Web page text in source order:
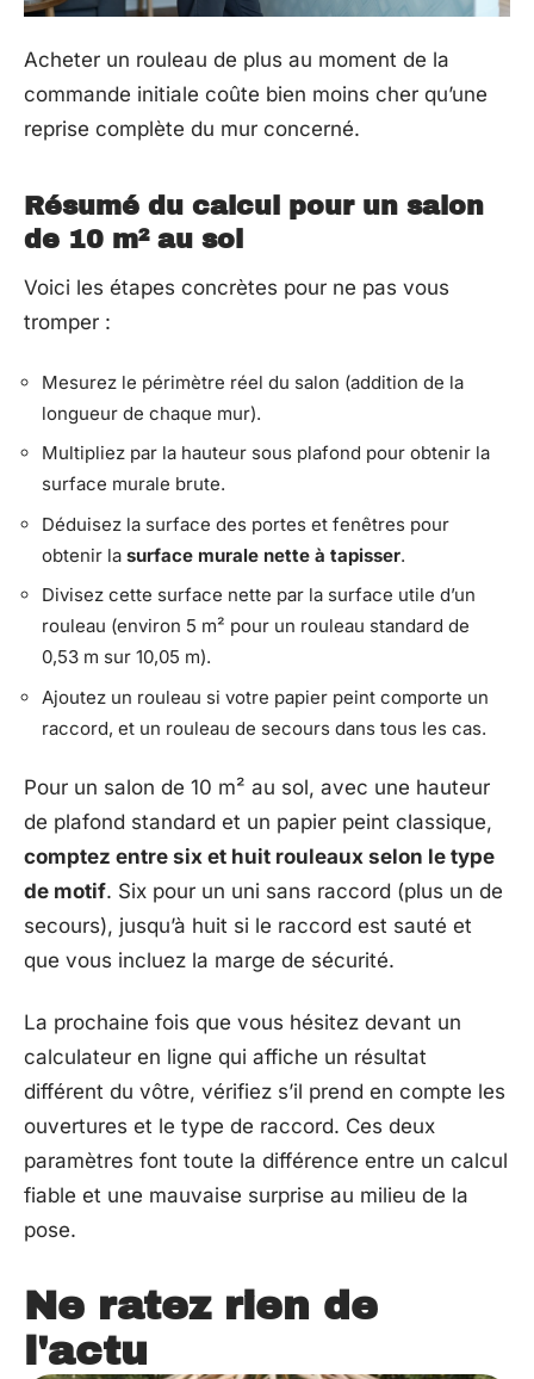
Acheter un rouleau de plus au moment de la
commande initiale coûte bien moins cher qu’une
reprise complète du mur concerné.
Résumé du calcul pour un salon
de 10 m² au sol
Voici les étapes concrètes pour ne pas vous
tromper :
Mesurez le périmètre réel du salon (addition de la
longueur de chaque mur).
Multipliez par la hauteur sous plafond pour obtenir la
surface murale brute.
Déduisez la surface des portes et fenêtres pour
obtenir la surface murale nette à tapisser.
Divisez cette surface nette par la surface utile d’un
rouleau (environ 5 m² pour un rouleau standard de
0,53 m sur 10,05 m).
Ajoutez un rouleau si votre papier peint comporte un
raccord, et un rouleau de secours dans tous les cas.
Pour un salon de 10 m² au sol, avec une hauteur
de plafond standard et un papier peint classique,
comptez entre six et huit rouleaux selon le type
de motif. Six pour un uni sans raccord (plus un de
secours), jusqu’à huit si le raccord est sauté et
que vous incluez la marge de sécurité.
La prochaine fois que vous hésitez devant un
calculateur en ligne qui affiche un résultat
différent du vôtre, vérifiez s’il prend en compte les
ouvertures et le type de raccord. Ces deux
paramètres font toute la différence entre un calcul
fiable et une mauvaise surprise au milieu de la
pose.
Ne ratez rien de
l'actu